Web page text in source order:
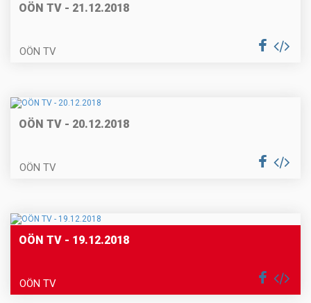
OÖN TV - 21.12.2018
OÖN TV
OÖN TV - 20.12.2018
OÖN TV
OÖN TV - 19.12.2018
OÖN TV